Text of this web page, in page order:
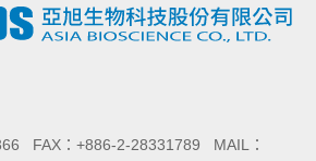
FAX：+886-2-28331789 MAIL：